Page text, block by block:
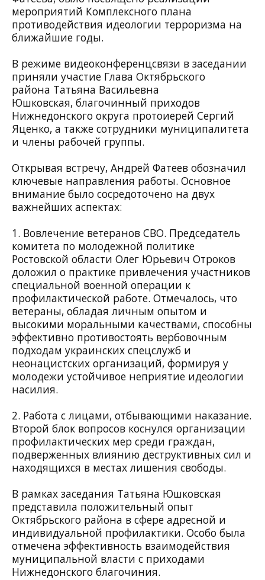
мероприятий Комплексного плана
противодействия идеологии терроризма на
ближайшие годы.
В режиме видеоконференцсвязи в заседании
приняли участие Глава Октябрьского
района Татьяна Васильевна
Юшковская, благочинный приходов
Нижнедонского округа протоиерей Сергий
Яценко, а также сотрудники муниципалитета
и члены рабочей группы.
Открывая встречу, Андрей Фатеев обозначил
ключевые направления работы. Основное
внимание было сосредоточено на двух
важнейших аспектах:
1. Вовлечение ветеранов СВО. Председатель
комитета по молодежной политике
Ростовской области Олег Юрьевич Отроков
доложил о практике привлечения участников
специальной военной операции к
профилактической работе. Отмечалось, что
ветераны, обладая личным опытом и
высокими моральными качествами, способны
эффективно противостоять вербовочным
подходам украинских спецслужб и
неонацистских организаций, формируя у
молодежи устойчивое неприятие идеологии
насилия.
2. Работа с лицами, отбывающими наказание.
Второй блок вопросов коснулся организации
профилактических мер среди граждан,
подверженных влиянию деструктивных сил и
находящихся в местах лишения свободы.
В рамках заседания Татьяна Юшковская
представила положительный опыт
Октябрьского района в сфере адресной и
индивидуальной профилактики. Особо была
отмечена эффективность взаимодействия
муниципальной власти с приходами
Нижнедонского благочиния.